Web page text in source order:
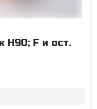
Н90; F и ост.